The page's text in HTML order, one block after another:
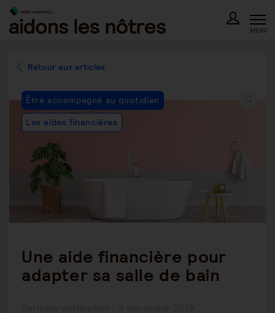
Skip
content
MENU
Retour aux articles
Une aide financière pour
adapter sa salle de bain
Être accompagné au quotidien
Les aides financières